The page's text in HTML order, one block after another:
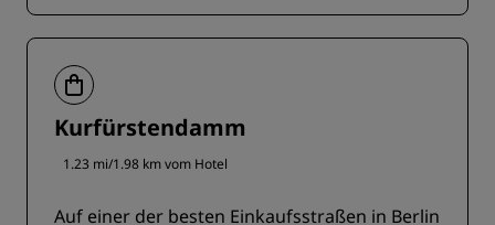
Kurfürstendamm
1.23 mi/1.98 km vom Hotel
Auf einer der besten Einkaufsstraßen in Berlin